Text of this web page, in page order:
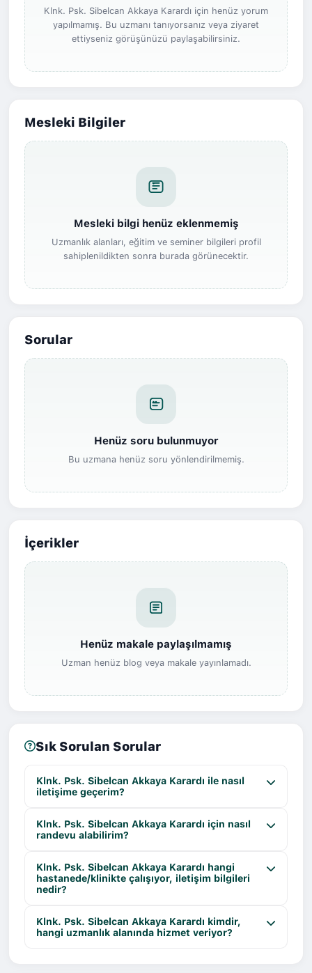
Klnk. Psk. Sibelcan Akkaya Karardı için henüz yorum
yapılmamış. Bu uzmanı tanıyorsanız veya ziyaret
ettiyseniz görüşünüzü paylaşabilirsiniz.
Mesleki Bilgiler
Mesleki bilgi henüz eklenmemiş
Uzmanlık alanları, eğitim ve seminer bilgileri profil
sahiplenildikten sonra burada görünecektir.
Sorular
Henüz soru bulunmuyor
Bu uzmana henüz soru yönlendirilmemiş.
İçerikler
Henüz makale paylaşılmamış
Uzman henüz blog veya makale yayınlamadı.
Sık Sorulan Sorular
Klnk. Psk. Sibelcan Akkaya Karardı ile nasıl
iletişime geçerim?
Klnk. Psk. Sibelcan Akkaya Karardı için nasıl
randevu alabilirim?
Klnk. Psk. Sibelcan Akkaya Karardı hangi
hastanede/klinikte çalışıyor, iletişim bilgileri
nedir?
Klnk. Psk. Sibelcan Akkaya Karardı kimdir,
hangi uzmanlık alanında hizmet veriyor?